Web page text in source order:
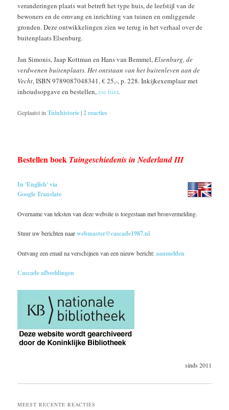
veranderingen plaats wat betreft het type huis, de leefstijl van de
bewoners en de omvang en inrichting van tuinen en omliggende
gronden. Deze ontwikkelingen zien we terug in het verhaal over de
buitenplaats Elsenburg.
Jan Simonis, Jaap Kottman en Hans van Bemmel,Elsenburg, de
verdwenen buitenplaats. Het ontstaan van het buitenleven aan de
Vecht, ISBN 9789087048341, € 25,-, p. 228. Inkijkexemplaar met
inhoudsopgave en bestellen,zie hier.
Geplaatst in Tuinhistorie|2reacties
Bestellen boek Tuingeschiedenis in Nederland III
In 'English' via
Google Translate
Overname van teksten van deze website is toegestaan met bronvermelding.
Stuur uw berichten naarwebmaster@cascade1987.nl
Ontvang een email na verschijnen van een nieuw bericht:aanmelden
Cascade afbeeldingen
sinds 2011
MEEST RECENTE REACTIES